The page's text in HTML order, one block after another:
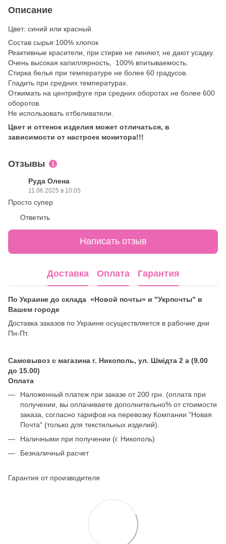
Описание
Цвет: синий или красный
Состав сырья:100% хлопок
Реактивные красители, при стирке не линяют, не дают усадку.
Очень высокая капиллярность, 100% впитываемость.
Стирка белья при температуре не более 60 градусов.
Гладить при средних температурах.
Отжимать на центрифуге при средних оборотах не более 600
оборотов.
Не использовать отбеливатели.
Цвет и оттенок изделия может отличаться, в
зависимости от настроек монитора!!!
Отзывы 1
Руда Олена
11.06.2025 в 10:05
Просто супер
Ответить
Написать отзыв
Доставка Оплата Гарантия
По Украине до склада «Новой почты» и "Укрпочты" в
Вашем городе
Доставка заказов по Украине осуществляется в рабочие дни
Пн-Пт.
Самовывоз с магазина г. Никополь, ул. Шмідта 2 а (9.00
до 15.00)
Оплата
Наложенный платеж при заказе от 200 грн. (оплата при
получении, вы оплачиваете дополнительно% от стоимости
заказа, согласно тарифов на перевозку Компании "Новая
Почта" (только для текстильных изделий).
Наличными при получении (г. Никополь)
Безналичный расчет
Гарантия от производителя